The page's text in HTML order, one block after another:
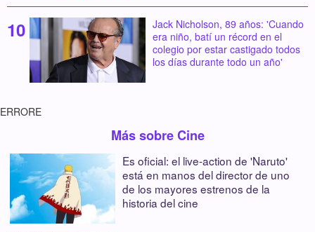
Jack Nicholson, 89 años: 'Cuando
era niño, batí un récord en el
colegio por estar castigado todos
los días durante todo un año'
ERRORE
Más sobre Cine
Es oficial: el live-action de 'Naruto'
está en manos del director de uno
de los mayores estrenos de la
historia del cine